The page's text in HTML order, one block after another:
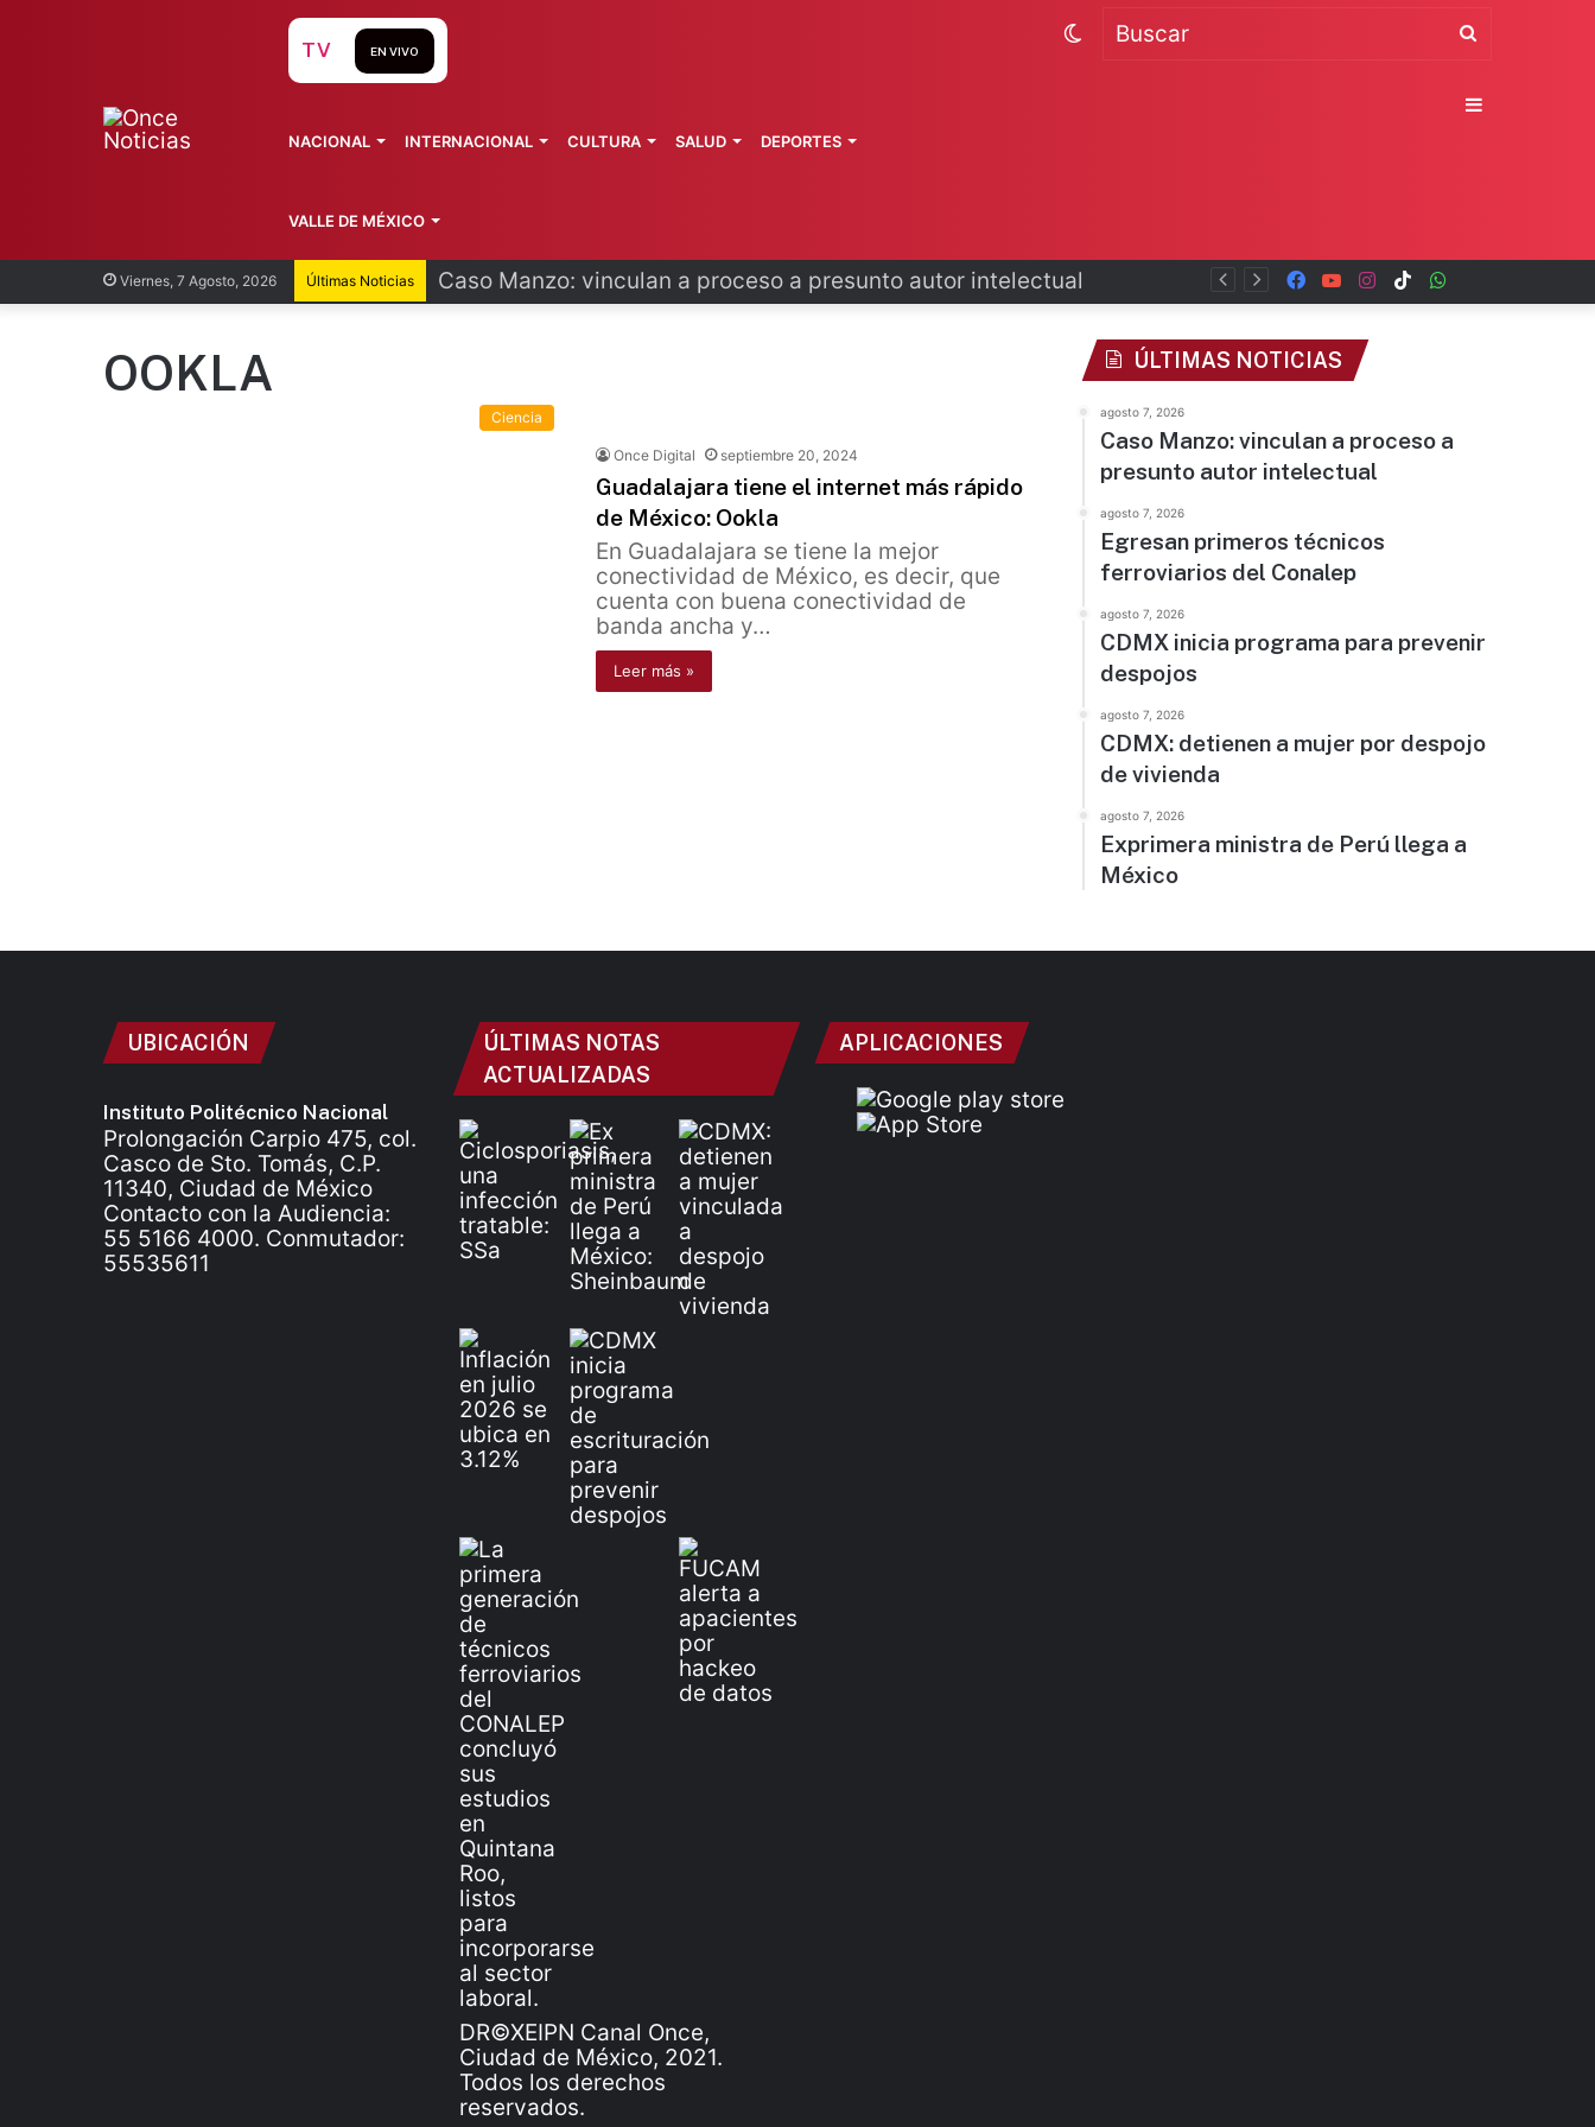
Viernes, 7 Agosto, 2026 Últimas Noticias Caso Manzo: vinculan a proceso a presunto autor intelectual TikTok
Instagram
YouTube
Facebook
TV EN VIVO
NACIONAL INTERNACIONAL CULTURA SALUD DEPORTES
VALLE DE MÉXICO
Switch
OOKLA
Ciencia
Once Digital septiembre 20, 2024
Guadalajara tiene el internet más rápido
de México: Ookla
En Guadalajara se tiene la mejor
conectividad de México, es decir, que
cuenta con buena conectividad de
banda ancha y…
Leer más »
ÚLTIMAS NOTICIAS
agosto 7, 2026
Caso Manzo: vinculan a proceso a
presunto autor intelectual
agosto 7, 2026
Egresan primeros técnicos
ferroviarios del Conalep
agosto 7, 2026
CDMX inicia programa para prevenir
despojos
agosto 7, 2026
CDMX: detienen a mujer por despojo
de vivienda
agosto 7, 2026
Exprimera ministra de Perú llega a
México
UBICACIÓN
Instituto Politécnico Nacional
Prolongación Carpio 475, col.
Casco de Sto. Tomás, C.P.
11340, Ciudad de México
Contacto con la Audiencia:
55 5166 4000. Conmutador:
55535611
ÚLTIMAS NOTAS
ACTUALIZADAS
DR©XEIPN Canal Once,
Ciudad de México, 2021.
Todos los derechos
reservados.
APLICACIONES